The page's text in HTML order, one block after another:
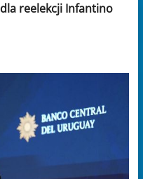
reelekcji Infantino